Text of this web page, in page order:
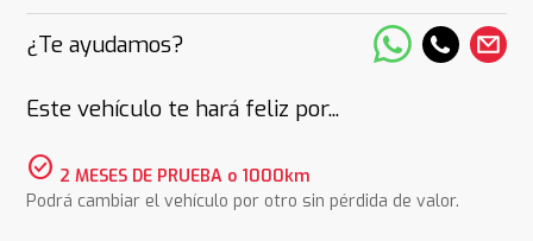
¿Te ayudamos?
Este vehículo te hará feliz por...
check_circle 2 MESES DE PRUEBA o 1000km
Podrá cambiar el vehículo por otro sin pérdida de valor.